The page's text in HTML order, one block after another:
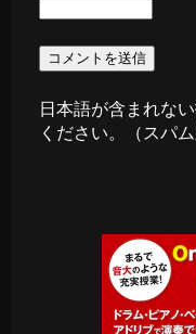
日本語が含まれな
ください。（スパム